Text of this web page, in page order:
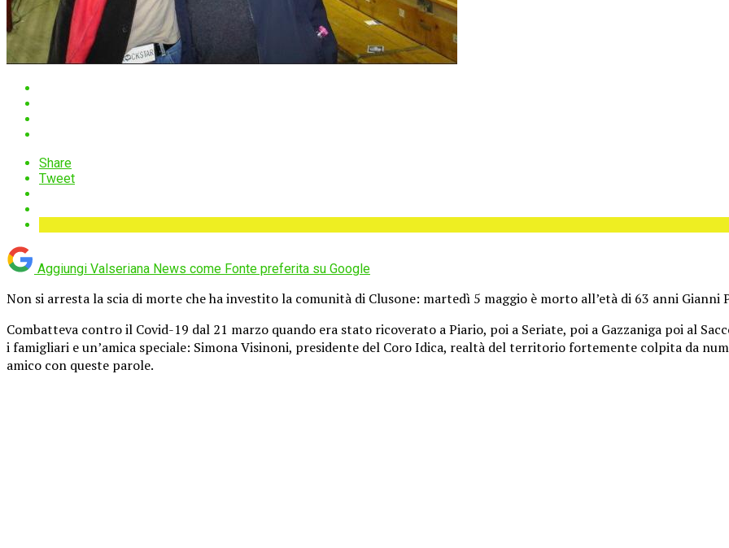
Share
Tweet
Aggiungi Valseriana News come Fonte preferita su Google
Non si arresta la scia di morte che ha investito la comunità di Clusone: martedì 5 maggio è morto all’età di 63 anni Gianni
Combatteva contro il Covid-19 dal 21 marzo quando era stato ricoverato a Piario, poi a Seriate, poi a Gazzaniga poi al
i famigliari e un’amica speciale: Simona Visinoni, presidente del Coro Idica, realtà del territorio fortemente colpita da
amico con queste parole.